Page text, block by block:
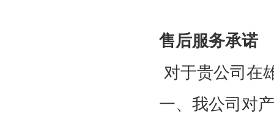
售后服务承诺
对于贵公司在
一、我公司对